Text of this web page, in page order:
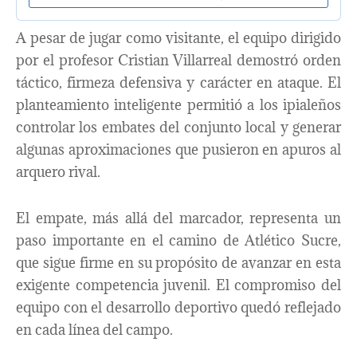
A pesar de jugar como visitante, el equipo dirigido
por el profesor Cristian Villarreal demostró orden
táctico, firmeza defensiva y carácter en ataque. El
planteamiento inteligente permitió a los ipialeños
controlar los embates del conjunto local y generar
algunas aproximaciones que pusieron en apuros al
arquero rival.
El empate, más allá del marcador, representa un
paso importante en el camino de Atlético Sucre,
que sigue firme en su propósito de avanzar en esta
exigente competencia juvenil. El compromiso del
equipo con el desarrollo deportivo quedó reflejado
en cada línea del campo.